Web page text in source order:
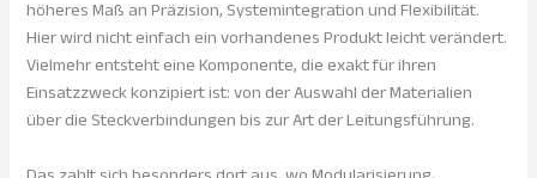
höheres Maß an Präzision, Systemintegration und Flexibilität.
Hier wird nicht einfach ein vorhandenes Produkt leicht verändert.
Vielmehr entsteht eine Komponente, die exakt für ihren
Einsatzzweck konzipiert ist: von der Auswahl der Materialien
über die Steckverbindungen bis zur Art der Leitungsführung.